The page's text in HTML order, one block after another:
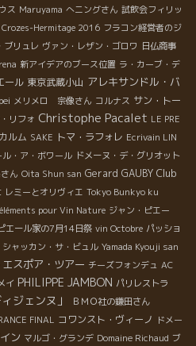
ス Maruyama へニングさん 試飲会フィリッ
Crozes-Hermitage 2016 フラコン経営者のジ
ブリュレ ヴァン・レザン・ゴロワ 日仏商事
新アイデアのブース位置 ラ・カーブ・デ
ール 東京武蔵小山 アレキサンドル・バ
メリメロ 宗像さん コルナス サン・トー
リフォ Christophe Pacalet LE PRE
ルム SAKE トマ・ラフォレ Ecrivain LIN
・ア・ボワール ドメーヌ・デ・グリオット
ん Oita Shun san Gerard GAUBY Club
レミーとオリヴィエ Tokyo Bunkyo ku
pour Vin Nature ジャン・ピエー
エール家の7月14日祭 vin Octobre パッショ
シャッカン・サ・ビュル Yamada Kyouji san
エスポア・ツアー チーズフォンデュ AC
イ PHILIPPE JAMBON パリレストラ
ジェンヌ」
ＢＭＯ社の鎌田さん
FINAL コワンスト・ヴィーノ ドメー
ン マルゴ・グランデ Domaine Richaud ブ